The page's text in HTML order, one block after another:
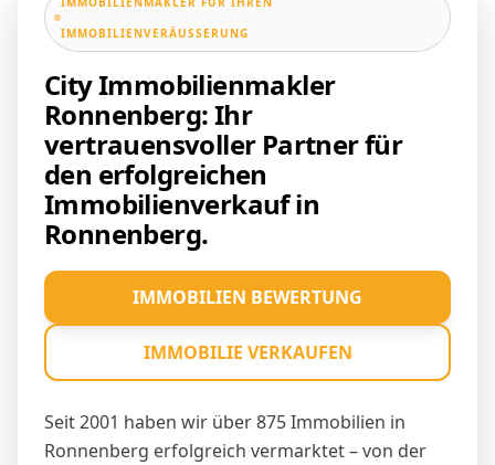
IMMOBILIENVERÄUSSERUNG
City Immobilienmakler
Ronnenberg: Ihr
vertrauensvoller Partner für
den erfolgreichen
Immobilienverkauf in
Ronnenberg.
Seit 2001 haben wir über 875 Immobilien in
Ronnenberg erfolgreich vermarktet – von der
IMMOBILIEN BEWERTUNG
IMMOBILIE VERKAUFEN